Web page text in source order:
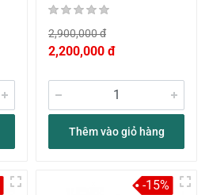
2,900,000 đ
2,200,000 đ
Thêm vào giỏ hàng
-15%